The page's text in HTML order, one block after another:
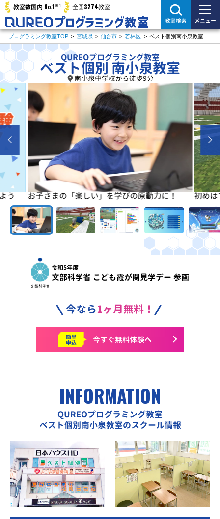
教室数国内 No.1※1 全国3274教室
教室検索 メニュー
プログラミング教室TOP > 宮城県 > 仙台市 > 若林区 > ベスト個別南小泉教室
QUREOプログラミング教室
ベスト個別 南小泉教室
南小泉中学校から徒歩9分
う お子さまの「楽しい」を学びの原動力に！ 初め
令和5年度
文部科学省 こども霞が関見学デー 参画
今なら1ヶ月無料！
簡単
申込 今すぐ無料体験へ
INFORMATION
QUREOプログラミング教室
ベスト個別南小泉教室のスクール情報